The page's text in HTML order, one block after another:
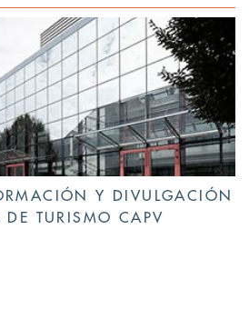
Y DIVULGACIÓN
DE TURISMO CAPV